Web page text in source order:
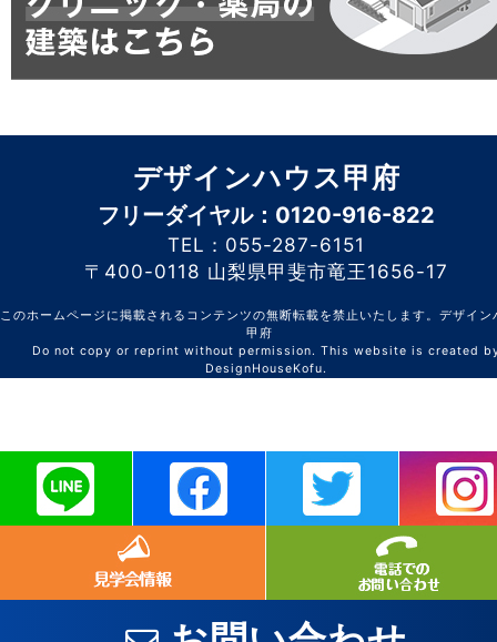
デザインハウス甲府
フリーダイヤル：0120-916-822
TEL：055-287-6151
〒400-0118 山梨県甲斐市竜王1656-17
このホームページに掲載されるコンテンツの無断転載を禁止いたします。デザイン
甲府
Do not copy or reprint without permission. This website is created
DesignHouseKofu.